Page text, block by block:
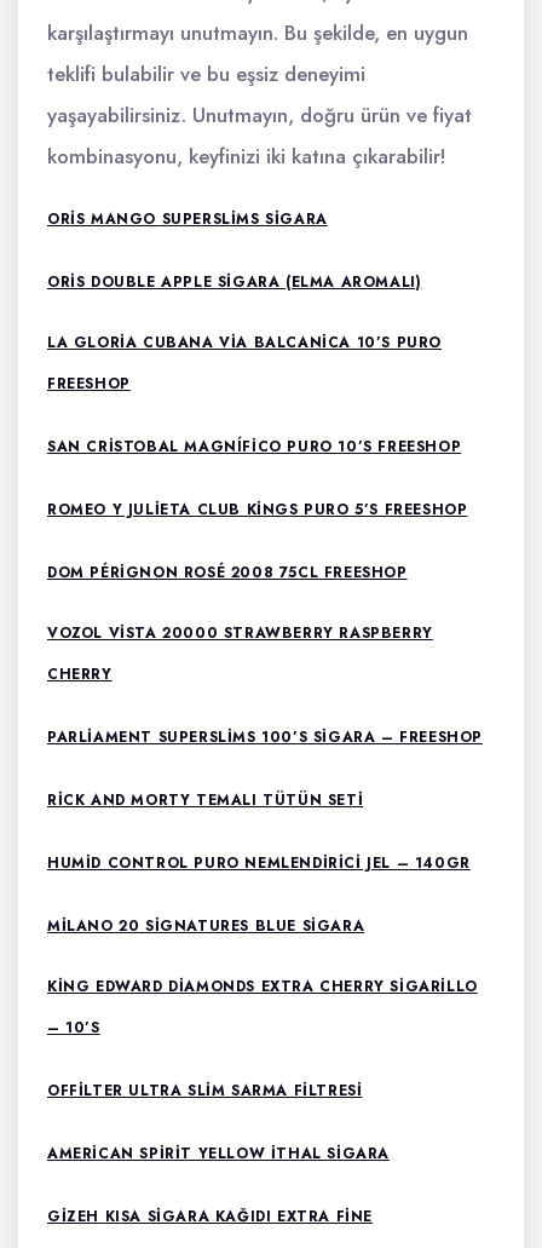
karşılaştırmayı unutmayın. Bu şekilde, en uygun
teklifi bulabilir ve bu eşsiz deneyimi
yaşayabilirsiniz. Unutmayın, doğru ürün ve fiyat
kombinasyonu, keyfinizi iki katına çıkarabilir!
ORIS MANGO SUPERSLIMS SIGARA
ORIS DOUBLE APPLE SIGARA (ELMA AROMALI)
LA GLORIA CUBANA VIA BALCANICA 10’S PURO
FREESHOP
SAN CRISTOBAL MAGNÍFICO PURO 10’S FREESHOP
ROMEO Y JULIETA CLUB KINGS PURO 5’S FREESHOP
DOM PÉRIGNON ROSÉ 2008 75CL FREESHOP
VOZOL VISTA 20000 STRAWBERRY RASPBERRY
CHERRY
PARLIAMENT SUPERSLIMS 100’S SIGARA – FREESHOP
RICK AND MORTY TEMALI TÜTÜN SETI
HUMID CONTROL PURO NEMLENDIRICI JEL – 140GR
MILANO 20 SIGNATURES BLUE SIGARA
KING EDWARD DIAMONDS EXTRA CHERRY SIGARILLO
– 10’S
OFFILTER ULTRA SLIM SARMA FILTRESI
AMERICAN SPIRIT YELLOW ITHAL SIGARA
GIZEH KISA SIGARA KAĞIDI EXTRA FINE